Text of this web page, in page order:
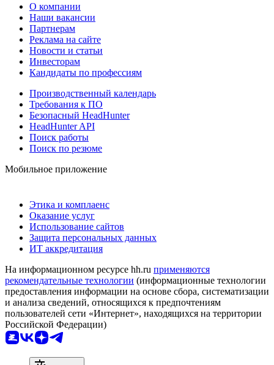
О компании
Наши вакансии
Партнерам
Реклама на сайте
Новости и статьи
Инвесторам
Кандидаты по профессиям
Производственный календарь
Требования к ПО
Безопасный HeadHunter
HeadHunter API
Поиск работы
Поиск по резюме
Мобильное приложение
Этика и комплаенс
Оказание услуг
Использование сайтов
Защита персональных данных
ИТ аккредитация
На информационном ресурсе hh.ru применяются
рекомендательные технологии (информационные технологии
предоставления информации на основе сбора, систематизации
и анализа сведений, относящихся к предпочтениям
пользователей сети «Интернет», находящихся на территории
Российской Федерации)